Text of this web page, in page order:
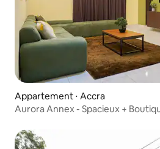
Appartement ⋅ Accra
Aurora Annex - Spacieux +